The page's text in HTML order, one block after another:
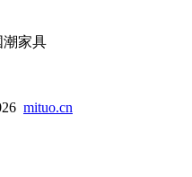
潮家具
mituo.cn